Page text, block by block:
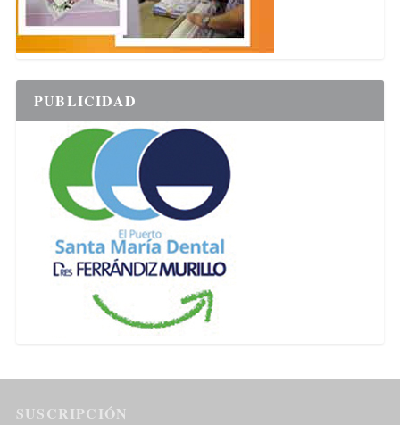
PUBLICIDAD
SUSCRIPCIÓN